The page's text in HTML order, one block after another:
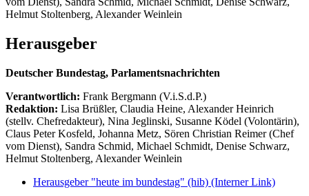
Helmut Stoltenberg, Alexander Weinlein
Herausgeber
Deutscher Bundestag, Parlamentsnachrichten
Verantwortlich: Frank Bergmann (V.i.S.d.P.)
Redaktion: Lisa Brüßler, Claudia Heine, Alexander Heinrich
(stellv. Chefredakteur), Nina Jeglinski, Susanne Ködel (Volontärin),
Claus Peter Kosfeld, Johanna Metz, Sören Christian Reimer (Chef
vom Dienst), Sandra Schmid, Michael Schmidt, Denise Schwarz,
Helmut Stoltenberg, Alexander Weinlein
Herausgeber "heute im bundestag" (hib) (Interner Link)